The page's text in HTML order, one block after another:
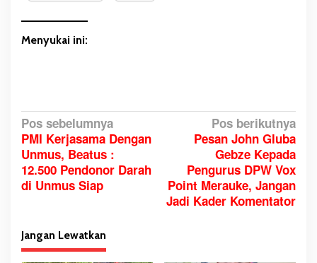
Menyukai ini:
N
a
v
i
s
i
Pos sebelumnya
PMI Kerjasama Dengan
Unmus, Beatus :
12.500 Pendonor Darah
di Unmus Siap
Pos berikutnya
Pesan John Gluba
Gebze Kepada
Pengurus DPW Vox
Point Merauke, Jangan
Jadi Kader Komentator
Jangan Lewatkan